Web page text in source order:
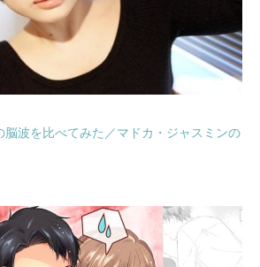
脳波を比べてみた／マドカ・ジャスミンの